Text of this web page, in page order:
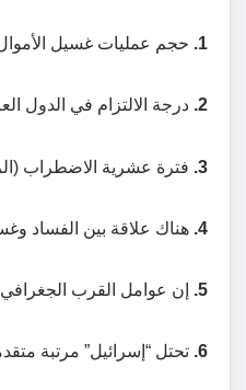
1. حجم عمليات غسيل الأموال
2. درجة الالتزام في الدول
3. فترة عشرية الاضطراب
4. هناك علاقة بين الفساد
5. إن عوامل القرب
6. تحتل “إسرائيل” مرتبة